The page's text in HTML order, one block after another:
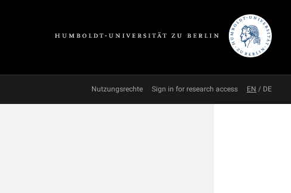
Nutzungsrechte Sign in for research access EN / DE